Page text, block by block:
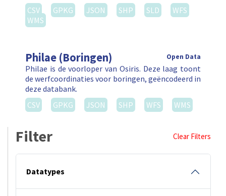
CSV
GPKG JSON SHP SLD
WFS
WMS
Philae (Boringen) Open Data
Philae is de voorloper van Osiris. Deze laag toont
de werfcoordinaties voor boringen, geëncodeerd in
deze databank.
CSV
GPKG JSON SHP WFS WMS
Filter Clear Filters
Datatypes